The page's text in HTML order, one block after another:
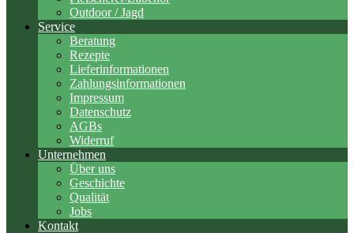
Outdoor / Jagd
Service
Beratung
Rezepte
Lieferinformationen
Zahlungsinformationen
Impressum
Datenschutz
AGBs
Widerruf
Unternehmen
Über uns
Geschichte
Qualität
Jobs
Kontakt